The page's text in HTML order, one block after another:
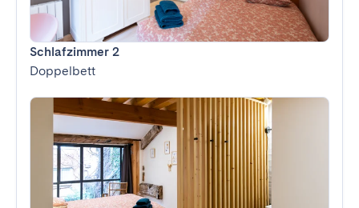
Schlafzimmer 2
Doppelbett